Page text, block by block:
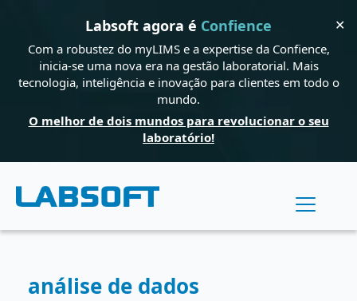
Labsoft agora é Confience
Com a robustez do myLIMS e a expertise da Confience,
inicia-se uma nova era na gestão laboratorial. Mais
tecnologia, inteligência e inovação para clientes em todo o
mundo.
O melhor de dois mundos para revolucionar o seu
laboratório!
✕
análise de dados